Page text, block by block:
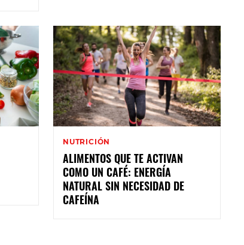
NUTRICIÓN
ALIMENTOS QUE TE ACTIVAN
COMO UN CAFÉ: ENERGÍA
NATURAL SIN NECESIDAD DE
CAFEÍNA